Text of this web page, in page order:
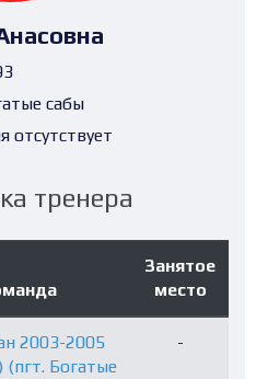
сабы
отсутствует
тренера
Занятое
место
2003-2005
(пгт. Богатые
-